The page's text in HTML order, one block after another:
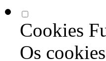
Cookies
Os